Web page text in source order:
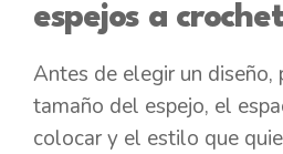
espejos a crochet
Antes de elegir un diseño,
tamaño del espejo, el
colocar y el estilo que